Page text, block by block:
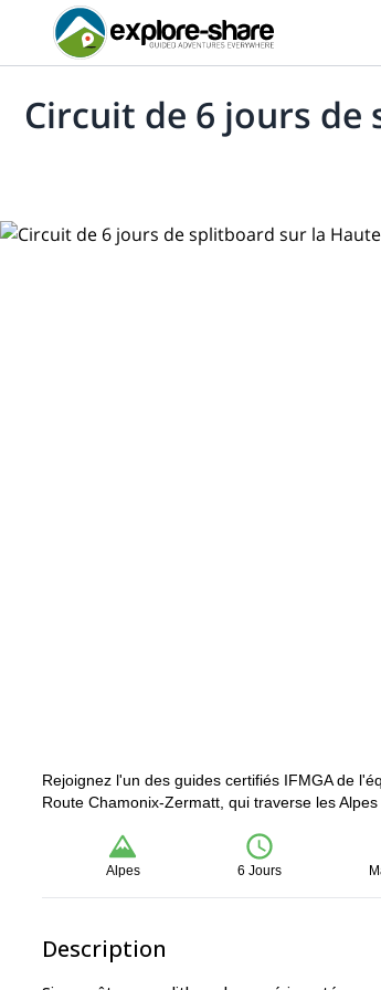
Circuit de 6 jours
Rejoignez l'un des guides certifiés IFMGA de
Route Chamonix-Zermatt, qui traverse les
Alpes 6 Jours
Description